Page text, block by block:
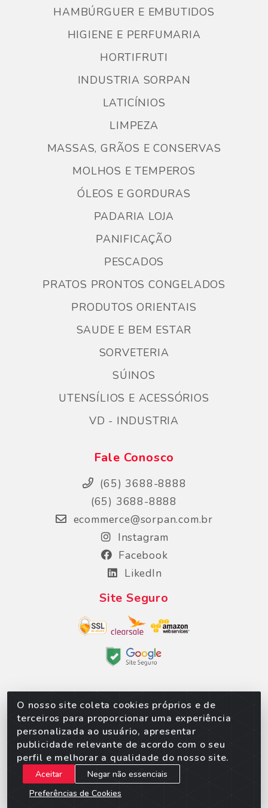
O nosso site coleta cookies próprios e de
terceiros para proporcionar uma experiência
personalizada ao usuário, apresentar
publicidade relevante de acordo com o seu
perfil e melhorar a qualidade do nosso site.
Aceitar
Negar não essenciais
Preferências de Cookies
HAMBÚRGUER E EMBUTIDOS
HIGIENE E PERFUMARIA
HORTIFRUTI
INDUSTRIA SORPAN
LATICÍNIOS
LIMPEZA
MASSAS, GRÃOS E CONSERVAS
MOLHOS E TEMPEROS
ÓLEOS E GORDURAS
PADARIA LOJA
PANIFICAÇÃO
PESCADOS
PRATOS PRONTOS CONGELADOS
PRODUTOS ORIENTAIS
SAUDE E BEM ESTAR
SORVETERIA
SÚINOS
UTENSÍLIOS E ACESSÓRIOS
VD - INDUSTRIA
Fale Conosco
(65) 3688-8888
(65) 3688-8888
ecommerce@sorpan.com.br
Instagram
Facebook
LikedIn
Site Seguro
Sorpan - Rodovia dos Imigrantes, Lote 06, São
Matheus, Várzea Grande/MT – CEP 78152-135 -
CNPJ 02.623.537/0010-24